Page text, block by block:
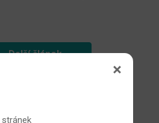
Další článek